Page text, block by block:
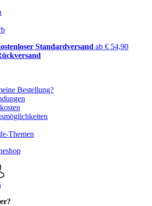
Standardversand ab € 54,90
Bestellung?
Themen